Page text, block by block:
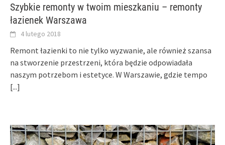
Szybkie remonty w twoim mieszkaniu – remonty
łazienek Warszawa
4 lutego 2018
Remont łazienki to nie tylko wyzwanie, ale również szansa
na stworzenie przestrzeni, która będzie odpowiadała
naszym potrzebom i estetyce. W Warszawie, gdzie tempo
[...]